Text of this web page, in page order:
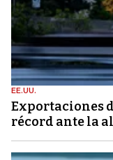
EE.UU.
Exportaciones
récord ante la